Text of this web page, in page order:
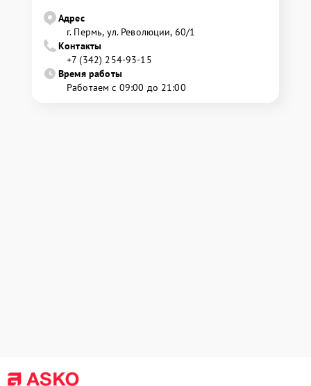
Адрес
г. Пермь, ул. ​Революции, 60/1
Контакты
+7 (342) 254-93-15
Время работы
Работаем с 09:00 до 21:00